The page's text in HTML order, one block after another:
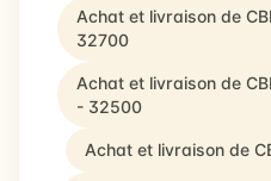
Achat et livraison de
32700
Achat et livraison de
- 32500
Achat et livraison de